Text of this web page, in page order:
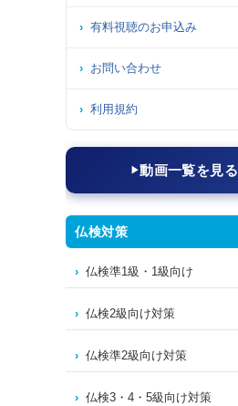
有料視聴のお申込み
お問い合わせ
利用規約
動画一覧を見る
仏検対策
仏検準1級・1級向け
仏検2級向け対策
仏検準2級向け対策
仏検3・4・5級向け対策